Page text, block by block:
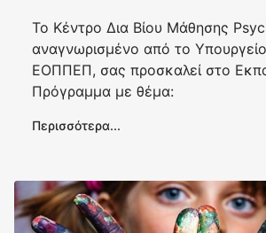
To Κέντρο Δια Βίου Μάθησης
αναγνωρισμένο από το
ΕΟΠΠΕΠ, σας προσκαλεί στο
Πρόγραμμα με θέμα:
Περισσότερα...